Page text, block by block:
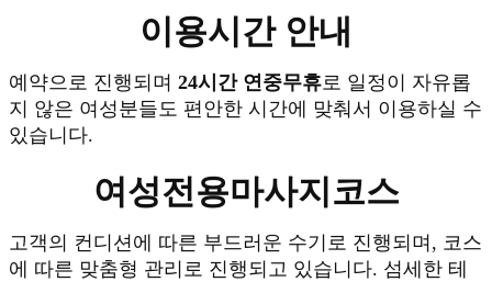
이용시간 안내
예약으로 진행되며 24시간 연중무휴로 일정이 자유롭
지 않은 여성분들도 편안한 시간에 맞춰서 이용하실 수
있습니다.
여성전용마사지코스
고객의 컨디션에 따른 부드러운 수기로 진행되며, 코스
에 따른 맞춤형 관리로 진행되고 있습니다. 섬세한 테